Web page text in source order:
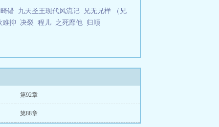
畸错 九天圣王现代风流记
兄无兄样 （兄
难抑
决裂 程儿 之死靡他 归顺
第92章
第88章